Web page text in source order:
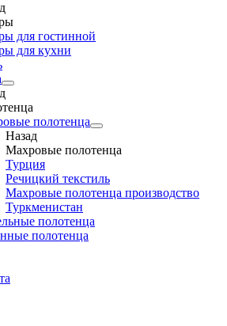
для гостинной
для кухни
полотенца
Назад
Махровые полотенца
Турция
Речицкий текстиль
Махровые полотенца производство
Туркменистан
полотенца
полотенца